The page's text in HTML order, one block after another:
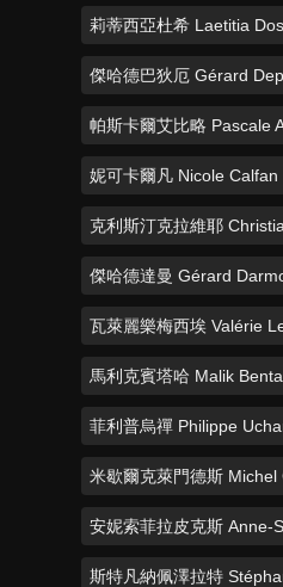
莉蒂西亞杜希 Laetitia
傑哈德巴狄厄 Gérard
帕斯卡爾艾比略 Pascale
妮可卡爾凡 Nicole Calfan
克利斯汀克拉維耶
傑哈德達曼 Gérard
瓦萊麗樂梅西埃 Valérie
馬利克賓塔哈 Malik
菲利普烏禪 Philippe
米歇爾克萊門德斯 Michel
安妮索菲拉皮克斯 Anne-
斯特凡納佩澤拉特